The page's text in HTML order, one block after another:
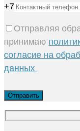
+7
Отправляя
принимаю
согласие на
данных